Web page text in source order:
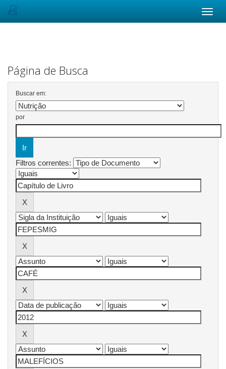
Página de Busca
Buscar em:
por
Filtros correntes: